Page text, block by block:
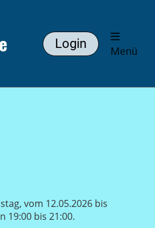
Login
Menü
vom 12.05.2026 bis
19:00 bis 21:00.